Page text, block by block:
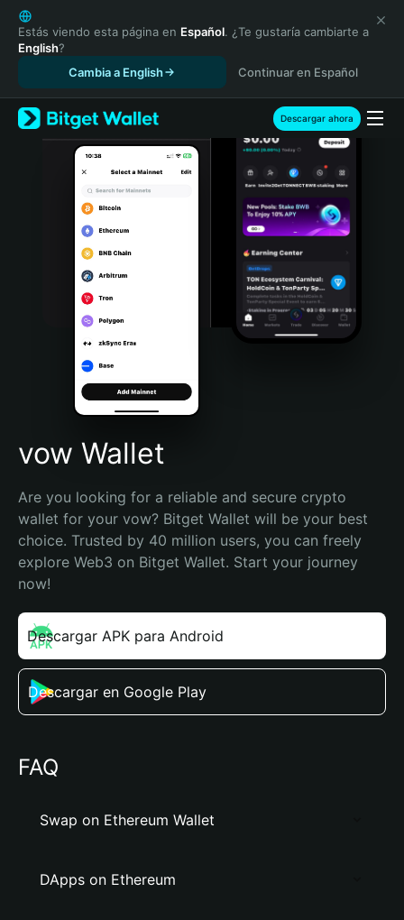
English
日本語
Tiếng Việt
Español (Latinoamérica)
Türkçe
Italiano
Português (Portugal)
Bahasa Indonesia
Português (Brasil)
Español (Argentina)
Estás viendo esta página en Español. ¿Te gustaría cambiarte a
English?
Cambia a English
Continuar en Español
Descargar ahora
vow Wallet
Are you looking for a reliable and secure crypto
wallet for your vow? Bitget Wallet will be your best
choice. Trusted by 40 million users, you can freely
explore Web3 on Bitget Wallet. Start your journey
now!
Descargar APK para Android
Descargar en Google Play
FAQ
Swap on Ethereum Wallet
DApps on Ethereum